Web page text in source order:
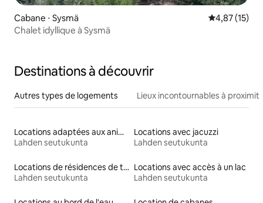
Cabane ⋅ Sysmä Évaluation
4,87 (15)
Chalet idyllique à Sysmä
Destinations à découvrir
Autres types de logements Lieux incontournables à
Locations adaptées aux animaux
Lahden seutukunta
Locations avec jacuzzi
Lahden seutukunta
Locations de résidences de tourisme
Lahden seutukunta
Locations avec accès à un lac
Lahden seutukunta